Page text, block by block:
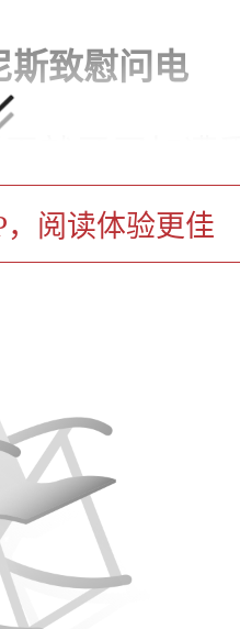
斯致慰问电
问电。
者表示深切
灾区民众致
伙伴，两国
帮助，支持
园。
阅读体验更佳